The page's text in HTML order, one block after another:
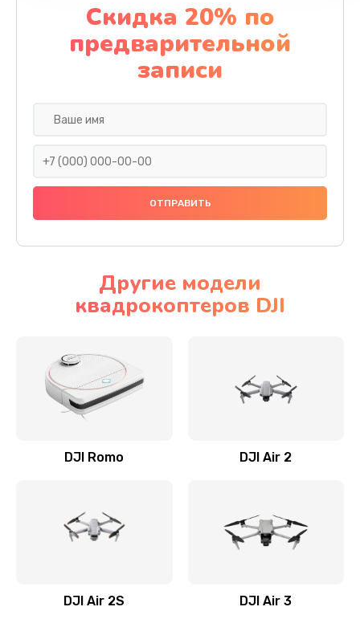
Скидка 20% по
предварительной
записи
Другие модели
квадрокоптеров DJI
DJI Romo DJI Air 2
DJI Air 2S DJI Air 3